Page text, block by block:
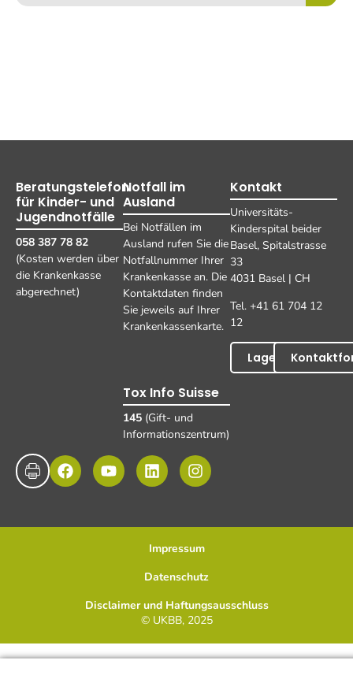
Beratungstelefon
für Kinder- und
Jugendnotfälle
058 387 78 82
(Kosten werden über
die Krankenkasse
abgerechnet)
Notfall im
Ausland
Bei Notfällen im
Ausland rufen Sie die
Notfallnummer Ihrer
Krankenkasse an. Die
Kontaktdaten finden
Sie jeweils auf Ihrer
Krankenkassenkarte.
Tox Info Suisse
145 (Gift- und
Informationszentrum)
Kontakt
Universitäts-
Kinderspital beider
Basel, Spitalstrasse
33
4031 Basel | CH
Tel. +41 61 704 12
12
Lageplan
© UKBB, 2025
Impressum
Datenschutz
Disclaimer und Haftungsausschluss